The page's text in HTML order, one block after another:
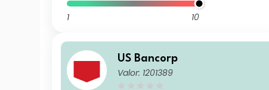
1 10
US Bancorp
Valor: 1201389